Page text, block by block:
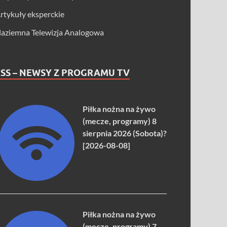
eksperckie
Telewizja Analogowa
– NEWSY Z PROGRAMU TV
Piłka nożna na żywo
(mecze, programy) 8
sierpnia 2026 (Sobota)?
[2026-08-08]
Piłka nożna na żywo